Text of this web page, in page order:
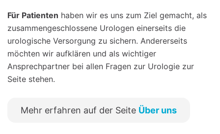
Für Patienten haben wir es uns zum Ziel gemacht, als
zusammengeschlossene Urologen einerseits die
urologische Versorgung zu sichern. Andererseits
möchten wir aufklären und als wichtiger
Ansprechpartner bei allen Fragen zur Urologie zur
Seite stehen.
Mehr erfahren auf der Seite Über uns